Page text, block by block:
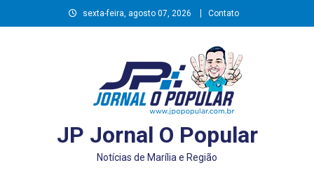
to
sexta-feira, agosto 07, 2026 Contato
JP Jornal O Popular
Notícias de Marília e Região